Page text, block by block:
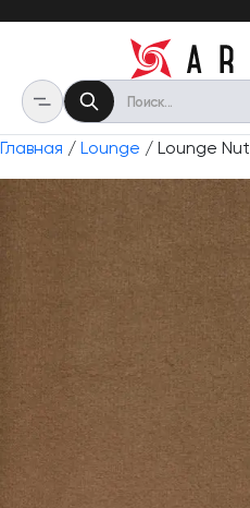
Главная / Lounge / Lounge Nut